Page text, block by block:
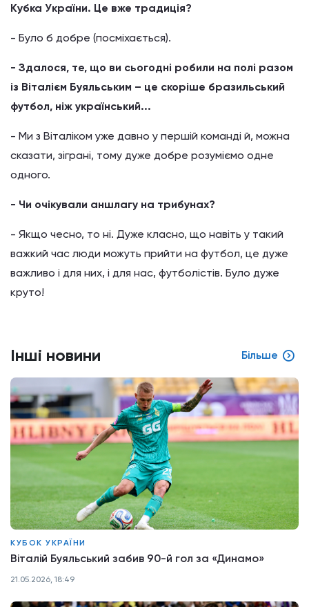
Кубка України. Це вже традиція?
- Було б добре (посміхається).
- Здалося, те, що ви сьогодні робили на полі разом
із Віталієм Буяльським – це скоріше бразильський
футбол, ніж український...
- Ми з Віталіком уже давно у першій команді й, можна
сказати, зіграні, тому дуже добре розуміємо одне
одного.
- Чи очікували аншлагу на трибунах?
- Якщо чесно, то ні. Дуже класно, що навіть у такий
важкий час люди можуть прийти на футбол, це дуже
важливо і для них, і для нас, футболістів. Було дуже
круто!
Інші новини Більше
КУБОК УКРАЇНИ
Віталій Буяльський забив 90-й гол за «Динамо»
21.05.2026, 18:49